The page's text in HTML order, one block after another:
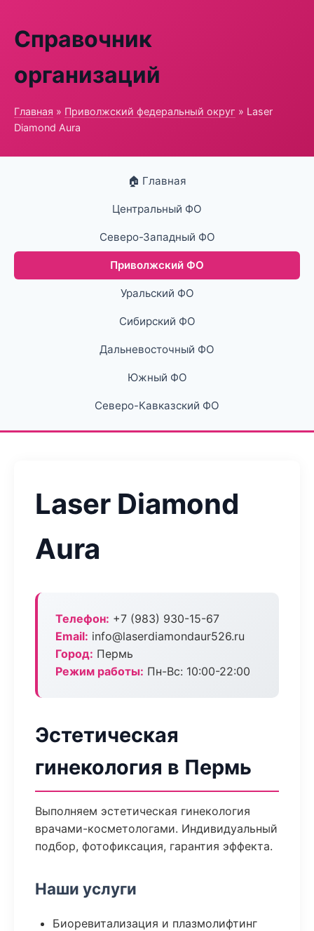
Справочник
организаций
Главная » Приволжский федеральный округ » Laser
Diamond Aura
🏠 Главная
Центральный ФО
Северо-Западный ФО
Приволжский ФО
Уральский ФО
Сибирский ФО
Дальневосточный ФО
Южный ФО
Северо-Кавказский ФО
Laser Diamond
Aura
Телефон: +7 (983) 930-15-67
Email: info@laserdiamondaur526.ru
Город: Пермь
Режим работы: Пн-Вс: 10:00-22:00
Эстетическая
гинекология в Пермь
Выполняем эстетическая гинекология
врачами-косметологами. Индивидуальный
подбор, фотофиксация, гарантия эффекта.
Наши услуги
Биоревитализация и плазмолифтинг